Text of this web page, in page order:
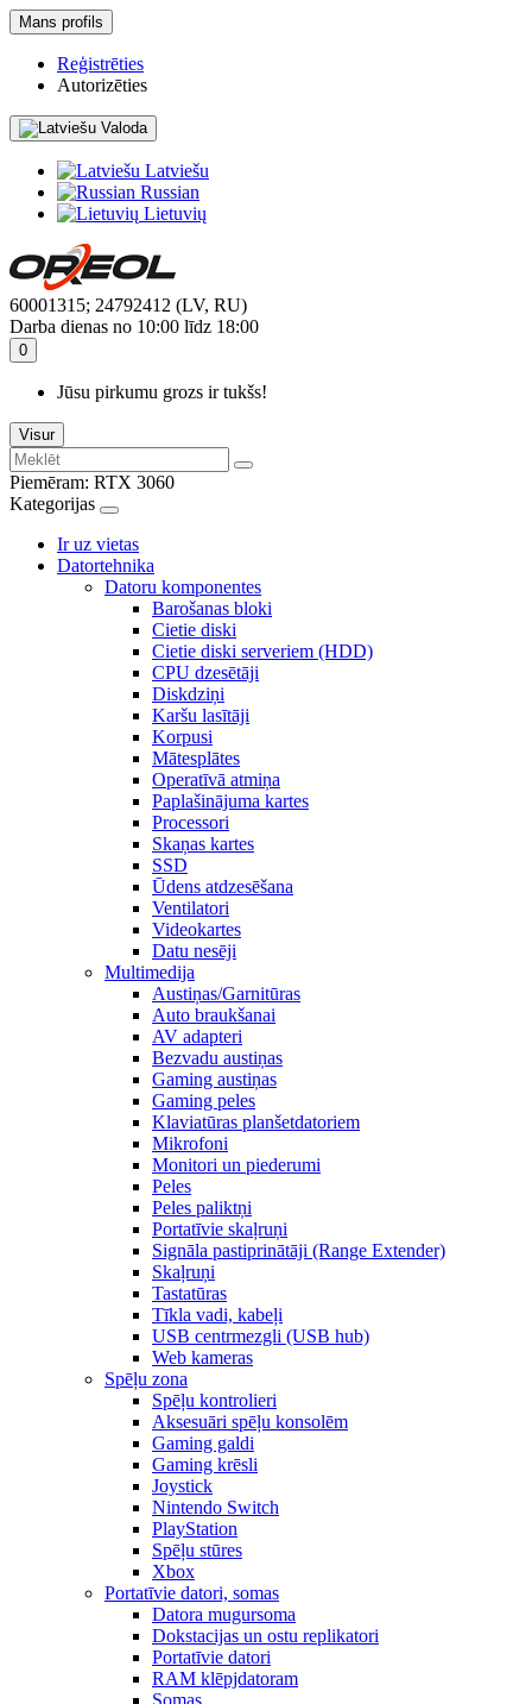
Mans profils
Reģistrēties
Autorizēties
Valoda
Latviešu
Russian
Lietuvių
60001315; 24792412 (LV, RU)
Darba dienas no 10:00 līdz 18:00
0
Jūsu pirkumu grozs ir tukšs!
Visur
Piemēram: RTX 3060
Kategorijas
Ir uz vietas
Datortehnika
Datoru komponentes
Barošanas bloki
Cietie diski
Cietie diski serveriem (HDD)
CPU dzesētāji
Diskdziņi
Karšu lasītāji
Korpusi
Mātesplātes
Operatīvā atmiņa
Paplašinājuma kartes
Processori
Skaņas kartes
SSD
Ūdens atdzesēšana
Ventilatori
Videokartes
Datu nesēji
Multimedija
Austiņas/Garnitūras
Auto braukšanai
AV adapteri
Bezvadu austiņas
Gaming austiņas
Gaming peles
Klaviatūras planšetdatoriem
Mikrofoni
Monitori un piederumi
Peles
Peles paliktņi
Portatīvie skaļruņi
Signāla pastiprinātāji (Range Extender)
Skaļruņi
Tastatūras
Tīkla vadi, kabeļi
USB centrmezgli (USB hub)
Web kameras
Spēļu zona
Spēļu kontrolieri
Aksesuāri spēļu konsolēm
Gaming galdi
Gaming krēsli
Joystick
Nintendo Switch
PlayStation
Spēļu stūres
Xbox
Portatīvie datori, somas
Datora mugursoma
Dokstacijas un ostu replikatori
Portatīvie datori
RAM klēpjdatoram
Somas